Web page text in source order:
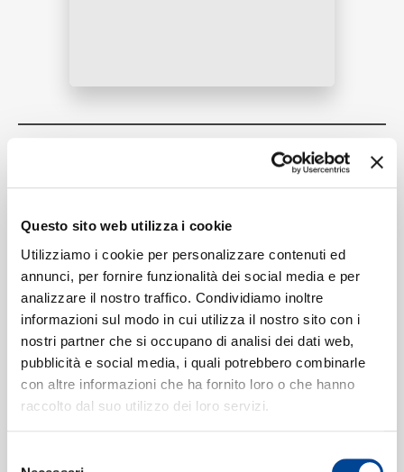
Questo sito web utilizza i cookie
Utilizziamo i cookie per personalizzare contenuti ed
annunci, per fornire funzionalità dei social media e per
analizzare il nostro traffico. Condividiamo inoltre
informazioni sul modo in cui utilizza il nostro sito con i
nostri partner che si occupano di analisi dei dati web,
pubblicità e social media, i quali potrebbero combinarle
con altre informazioni che ha fornito loro o che hanno
raccolto dal suo utilizzo dei loro servizi.
1 Vladimir's Blues
Max Richter
Formati disponibili:
Digitale eSingle Video
Data di pubblicazione:11.02.2020
UPC:00028948385638
RICERCA
CHI SIAMO
CONTATTI